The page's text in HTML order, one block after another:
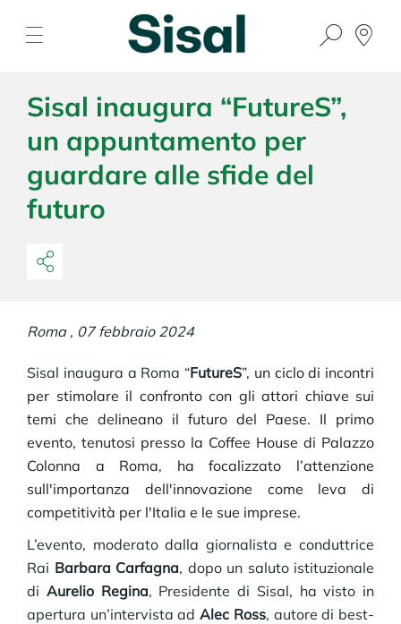
Sisal inaugura “FutureS”,
un appuntamento per
guardare alle sfide del
futuro
Roma , 07 febbraio 2024
Sisal inaugura a Roma “FutureS”, un ciclo di incontri
per stimolare il confronto con gli attori chiave sui
temi che delineano il futuro del Paese. Il primo
evento, tenutosi presso la Coffee House di Palazzo
Colonna a Roma, ha focalizzato l’attenzione
sull'importanza dell'innovazione come leva di
competitività per l'Italia e le sue imprese.
L’evento, moderato dalla giornalista e conduttrice
Rai Barbara Carfagna, dopo un saluto istituzionale
di Aurelio Regina, Presidente di Sisal, ha visto in
apertura un’intervista adAlec Ross, autore di best-